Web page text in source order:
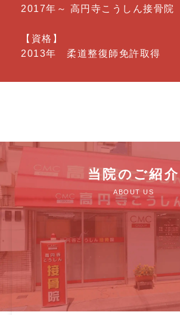
2017年～ 高円寺こうしん接骨院
【資格】
2013年 柔道整復師免許取得
当院のご紹介
ABOUT US